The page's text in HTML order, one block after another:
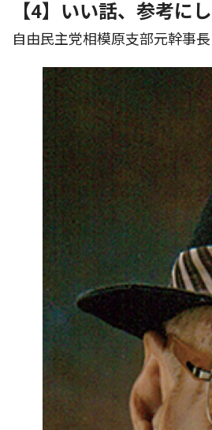
【4】いい話、参考に
自由民主党相模原支部元幹事